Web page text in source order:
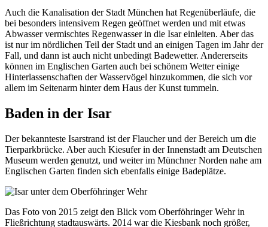
Auch die Kanalisation der Stadt München hat Regenüberläufe, die
bei besonders intensivem Regen geöffnet werden und mit etwas
Abwasser vermischtes Regenwasser in die Isar einleiten. Aber das
ist nur im nördlichen Teil der Stadt und an einigen Tagen im Jahr der
Fall, und dann ist auch nicht unbedingt Badewetter. Andererseits
können im Englischen Garten auch bei schönem Wetter einige
Hinterlassenschaften der Wasservögel hinzukommen, die sich vor
allem im Seitenarm hinter dem Haus der Kunst tummeln.
Baden in der Isar
Der bekannteste Isarstrand ist der Flaucher und der Bereich um die
Tierparkbrücke. Aber auch Kiesufer in der Innenstadt am Deutschen
Museum werden genutzt, und weiter im Münchner Norden nahe am
Englischen Garten finden sich ebenfalls einige Badeplätze.
Das Foto von 2015 zeigt den Blick vom Oberföhringer Wehr in
Fließrichtung stadtauswärts. 2014 war die Kiesbank noch größer,